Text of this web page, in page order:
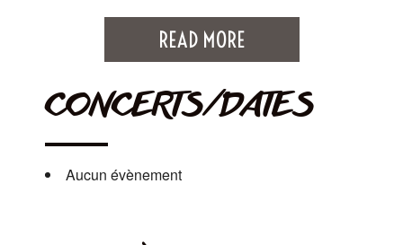
READ MORE
CONCERTS/DATES
Aucun évènement